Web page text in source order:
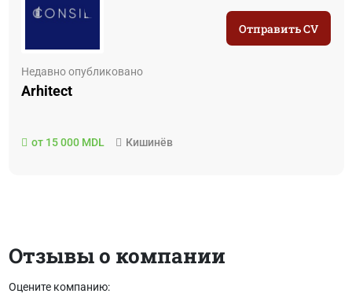
Недавно опубликовано
Arhitect
от 15 000 MDL Кишинёв
Отправить CV
Отзывы о компании
Оцените компанию: